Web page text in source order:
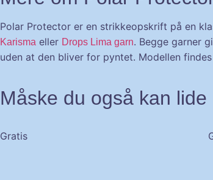
Polar Protector er en strikkeopskrift på en
Karisma eller Drops Lima garn. Begge garner
uden at den bliver for pyntet. Modellen
Måske du også kan lide
Gratis